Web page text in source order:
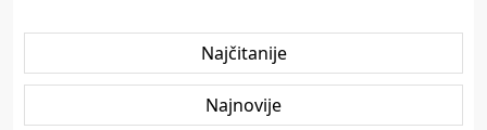
Najčitanije
Najnovije